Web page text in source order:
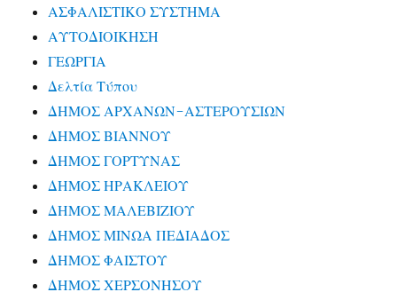
ΑΣΦΑΛΙΣΤΙΚΟ ΣΥΣΤΗΜΑ
ΑΥΤΟΔΙΟΙΚΗΣΗ
ΓΕΩΡΓΙΑ
Δελτία Τύπου
ΔΗΜΟΣ ΑΡΧΑΝΩΝ-ΑΣΤΕΡΟΥΣΙΩΝ
ΔΗΜΟΣ ΒΙΑΝΝΟΥ
ΔΗΜΟΣ ΓΟΡΤΥΝΑΣ
ΔΗΜΟΣ ΗΡΑΚΛΕΙΟΥ
ΔΗΜΟΣ ΜΑΛΕΒΙΖΙΟΥ
ΔΗΜΟΣ ΜΙΝΩΑ ΠΕΔΙΑΔΟΣ
ΔΗΜΟΣ ΦΑΙΣΤΟΥ
ΔΗΜΟΣ ΧΕΡΣΟΝΗΣΟΥ